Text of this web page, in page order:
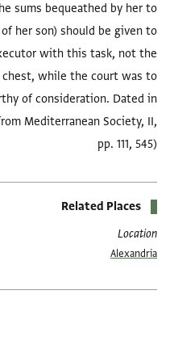
sums bequeathed by her to
her son) should be given to
with this task, not the
while the court was to
of consideration. Dated in
Mediterranean Society, II,
pp. 111, 545)
Related Places
Location
Alexandria